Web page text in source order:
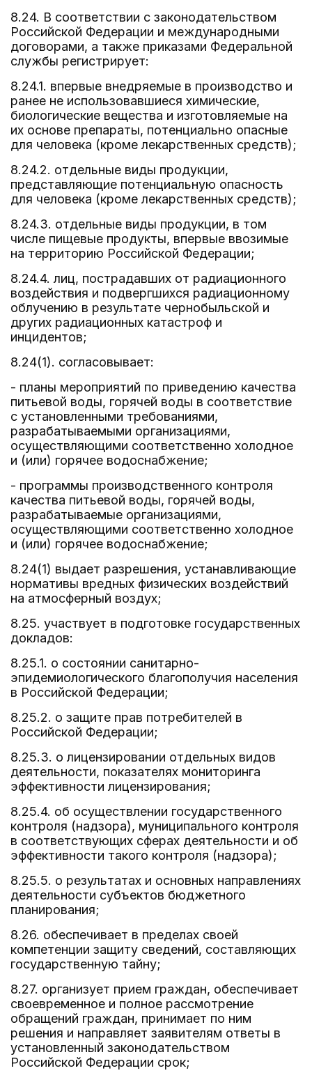
8.24. В соответствии с законодательством
Российской Федерации и международными
договорами, а также приказами Федеральной
службы регистрирует:
8.24.1. впервые внедряемые в производство и
ранее не использовавшиеся химические,
биологические вещества и изготовляемые на
их основе препараты, потенциально опасные
для человека (кроме лекарственных средств);
8.24.2. отдельные виды продукции,
представляющие потенциальную опасность
для человека (кроме лекарственных средств);
8.24.3. отдельные виды продукции, в том
числе пищевые продукты, впервые ввозимые
на территорию Российской Федерации;
8.24.4. лиц, пострадавших от радиационного
воздействия и подвергшихся радиационному
облучению в результате чернобыльской и
других радиационных катастроф и
инцидентов;
8.24(1). согласовывает:
- планы мероприятий по приведению качества
питьевой воды, горячей воды в соответствие
с установленными требованиями,
разрабатываемыми организациями,
осуществляющими соответственно холодное
и (или) горячее водоснабжение;
- программы производственного контроля
качества питьевой воды, горячей воды,
разрабатываемые организациями,
осуществляющими соответственно холодное
и (или) горячее водоснабжение;
8.24(1) выдает разрешения, устанавливающие
нормативы вредных физических воздействий
на атмосферный воздух;
8.25. участвует в подготовке государственных
докладов:
8.25.1. о состоянии санитарно-
эпидемиологического благополучия населения
в Российской Федерации;
8.25.2. о защите прав потребителей в
Российской Федерации;
8.25.3. о лицензировании отдельных видов
деятельности, показателях мониторинга
эффективности лицензирования;
8.25.4. об осуществлении государственного
контроля (надзора), муниципального контроля
в соответствующих сферах деятельности и об
эффективности такого контроля (надзора);
8.25.5. о результатах и основных направлениях
деятельности субъектов бюджетного
планирования;
8.26. обеспечивает в пределах своей
компетенции защиту сведений, составляющих
государственную тайну;
8.27. организует прием граждан, обеспечивает
своевременное и полное рассмотрение
обращений граждан, принимает по ним
решения и направляет заявителям ответы в
установленный законодательством
Российской Федерации срок;